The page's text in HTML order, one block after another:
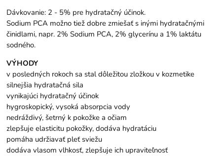
Dávkovanie: 2 - 5% pre hydratačný účinok.
Sodium PCA možno tiež dobre zmiešať s inými hydratačnými
činidlami, napr. 2% Sodium PCA, 2% glycerínu a 1% laktátu
sodného.
VÝHODY
v posledných rokoch sa stal dôležitou zložkou v kozmetike
silnejšia hydratačná sila
vynikajúci hydratačný účinok
hygroskopický, vysoká absorpcia vody
nedráždivý, šetrný k pokožke a očiam
zlepšuje elasticitu pokožky, dodáva hydratáciu
pomáha udržiavať pleť sviežu
dodáva vlasom vlhkosť, zlepšuje ich upraviteľnosť